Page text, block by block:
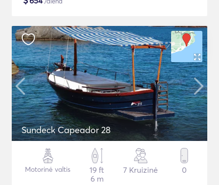
Sundeck Capeador 28
Motorinė valtis
19 ft
6 m
7 Kruizinė 0